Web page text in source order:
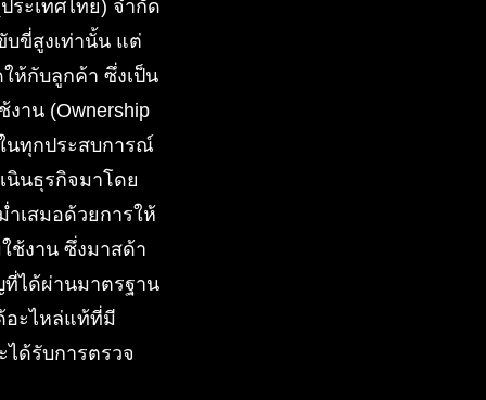
ระเทศไทย) จำกัด
ขี่สูงเท่านั้น แต่
ห้กับลูกค้า ซึ่งเป็น
าน (Ownership
นทุกประสบการณ์
นินธุรกิจมาโดย
เสมอด้วยการให้
ช้งาน ซึ่งมาสด้า
ที่ได้ผ่านมาตรฐาน
อะไหล่แท้ที่มี
ด้รับการตรวจ